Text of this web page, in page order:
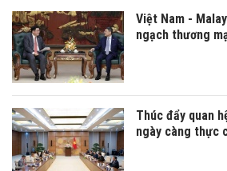
Việt Nam -
ngạch thương
Thúc đẩy quan
ngày càng thực